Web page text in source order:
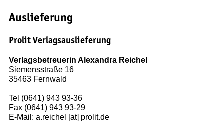
Auslieferung
Prolit Verlagsauslieferung
Verlagsbetreuerin Alexandra Reichel
Siemensstraße 16
35463 Fernwald
Tel (0641) 943 93-36
Fax (0641) 943 93-29
E-Mail: a.reichel [at] prolit.de